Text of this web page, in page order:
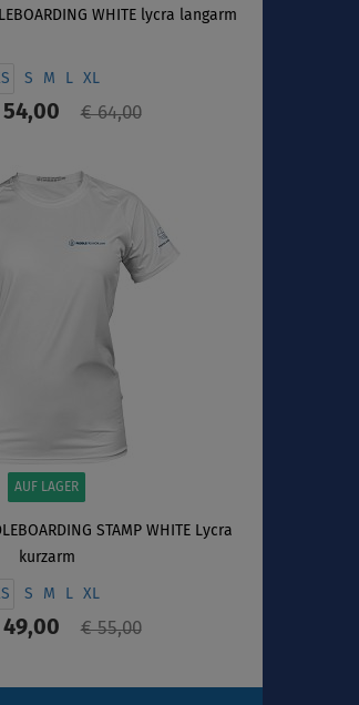
WHITE lycra langarm
S M L XL
€ 64,00
AUF LAGER
STAMP WHITE Lycra
kurzarm
S M L XL
€ 55,00
ANZEIGEN